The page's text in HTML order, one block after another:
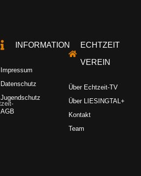
INFORMATION
Impressum
Datenschutz
Jugendschutz
AGB
ECHTZEIT
VEREIN
Über Echtzeit-TV
Über LIESINGTAL+
Kontakt
Team